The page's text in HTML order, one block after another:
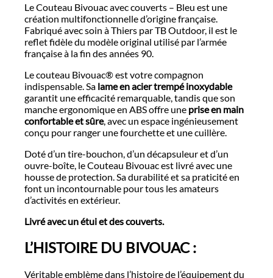
Le Couteau Bivouac avec couverts – Bleu est une
création multifonctionnelle d’origine française.
Fabriqué avec soin à Thiers par TB Outdoor, il est le
reflet fidèle du modèle original utilisé par l’armée
française à la fin des années 90.
Le couteau Bivouac® est votre compagnon
indispensable. Sa lame en acier trempé inoxydable
garantit une efficacité remarquable, tandis que son
manche ergonomique en ABS offre une prise en main
confortable et sûre, avec un espace ingénieusement
conçu pour ranger une fourchette et une cuillère.
Doté d’un tire-bouchon, d’un décapsuleur et d’un
ouvre-boîte, le Couteau Bivouac est livré avec une
housse de protection. Sa durabilité et sa praticité en
font un incontournable pour tous les amateurs
d’activités en extérieur.
Livré avec un étui et des couverts.
L’HISTOIRE DU BIVOUAC :
Véritable emblème dans l’histoire de l’équipement du